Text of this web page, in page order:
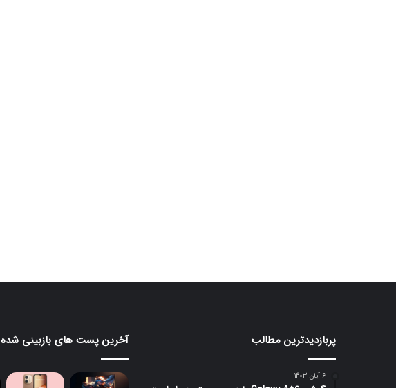
پربازدیدترین مطالب
6 آبان 1403
آخرین پست های بازبینی شده
ردمی
Max
مانیتور
گیمینگ
۲۴۰
هرتزی